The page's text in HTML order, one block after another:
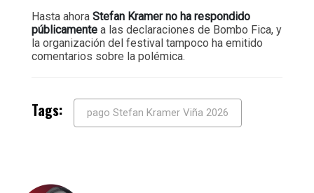
Hasta ahora Stefan Kramer no ha respondido
públicamente a las declaraciones de Bombo Fica, y
la organización del festival tampoco ha emitido
comentarios sobre la polémica.
Tags: pago Stefan Kramer Viña 2026